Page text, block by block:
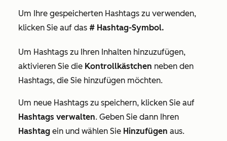
Um Ihre gespeicherten Hashtags zu verwenden,
klicken Sie auf das # Hashtag-Symbol.
Um Hashtags zu Ihren Inhalten hinzuzufügen,
aktivieren Sie die Kontrollkästchen neben den
Hashtags, die Sie hinzufügen möchten.
Um neue Hashtags zu speichern, klicken Sie auf
Hashtags verwalten. Geben Sie dann Ihren
Hashtag ein und wählen Sie Hinzufügen aus.